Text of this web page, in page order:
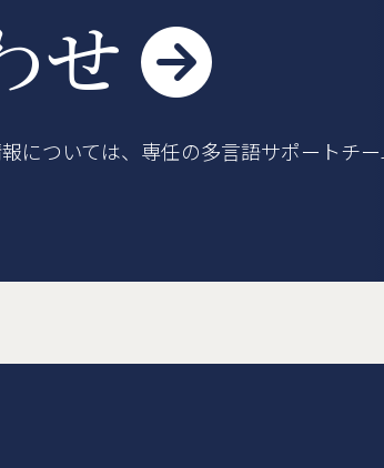
せ 
については、専任の多言語サポートチ